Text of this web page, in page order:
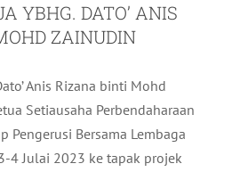
YBHG. DATO’ ANIS
ZAINUDIN
Anis Rizana binti Mohd
Setiausaha Perbendaharaan
Pengerusi Bersama Lembaga
4 Julai 2023 ke tapak projek